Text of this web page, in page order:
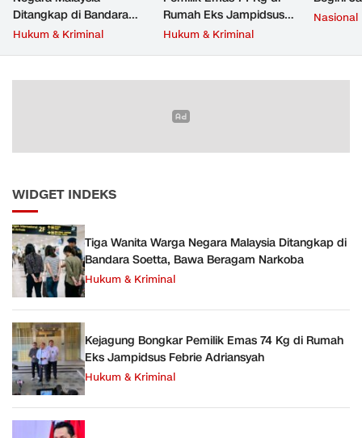
Ditangkap di Bandara
Soetta, Bawa Beragam
Hukum & Kriminal
Rumah Eks Jampidsus
Febrie Adriansyah
Hukum & Kriminal
Nasional
WIDGET INDEKS
Tiga Wanita Warga Negara Malaysia Ditangkap di
Bandara Soetta, Bawa Beragam Narkoba
Hukum & Kriminal
Kejagung Bongkar Pemilik Emas 74 Kg di Rumah
Eks Jampidsus Febrie Adriansyah
Hukum & Kriminal